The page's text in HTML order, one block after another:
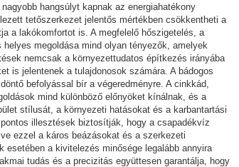
hangsúlyt kapnak az energiahatékony
tetőszerkezet jelentős mértékben csökkentheti a
a lakókomfortot is. A megfelelő hőszigetelés, a
megoldása mind olyan tényezők, amelyek
nemcsak a környezettudatos építkezés irányába
is jelentenek a tulajdonosok számára. A bádogos
befolyással bír a végeredményre. A cinkkád,
mind különböző előnyöket kínálnak, és a
stílusát, a környezeti hatásokat és a karbantartási
illesztések biztosítják, hogy a csapadékvíz
ezzel a káros beázásokat és a szerkezeti
esetében a kivitelezés minősége legalább annyira
tudás és a precizitás együttesen garantálja, hogy